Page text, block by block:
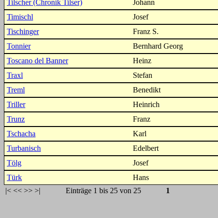
Tilscher (Chronik Tilser)
Johann
Timischl
Josef
Tischinger
Franz S.
Tonnier
Bernhard Georg
Toscano del Banner
Heinz
Traxl
Stefan
Treml
Benedikt
Triller
Heinrich
Trunz
Franz
Tschacha
Karl
Turbanisch
Edelbert
Tölg
Josef
Türk
Hans
|< << >> >| Einträge 1 bis 25 von 25 1